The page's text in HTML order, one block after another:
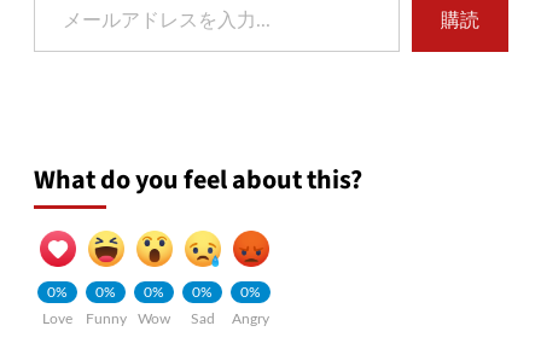
購読
What do you feel about this?
0%
Love
0%
Funny
0%
Wow
0%
Sad
0%
Angry